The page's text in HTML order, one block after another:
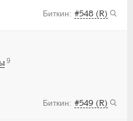
#548 (R)
#549 (R)
9